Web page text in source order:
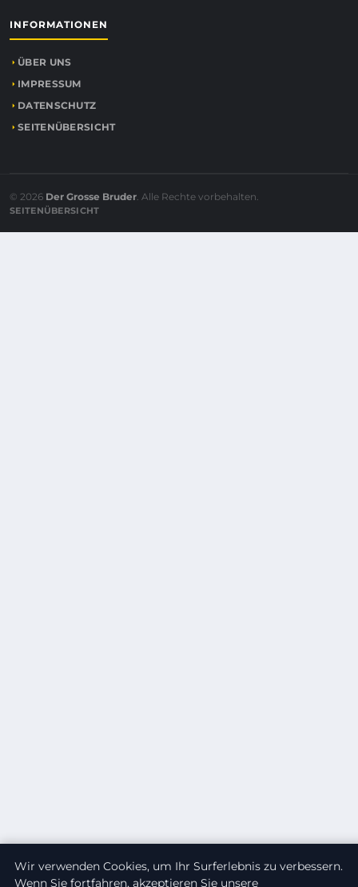
INFORMATIONEN
ÜBER UNS
IMPRESSUM
DATENSCHUTZ
SEITENÜBERSICHT
© 2026 Der Grosse Bruder. Alle Rechte vorbehalten.
SEITENÜBERSICHT
Wir verwenden Cookies, um Ihr Surferlebnis zu verbessern.
Wenn Sie fortfahren, akzeptieren Sie unsere